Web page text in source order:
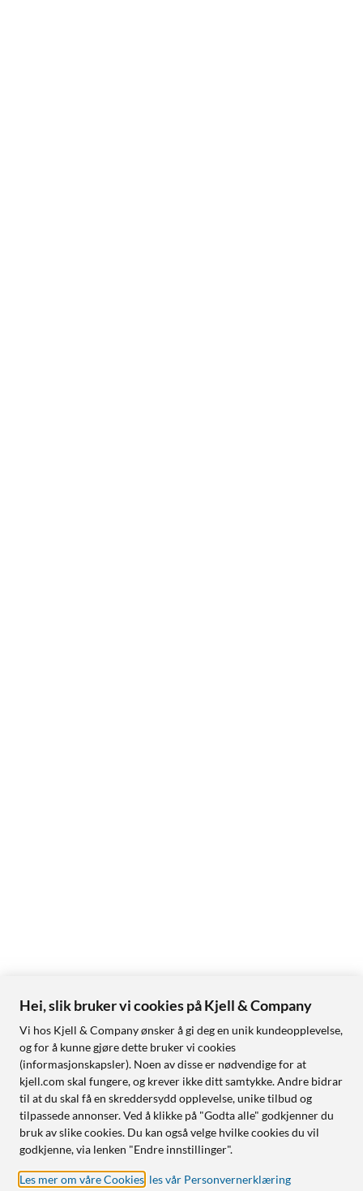
Hei, slik bruker vi cookies på Kjell & Company
Vi hos Kjell & Company ønsker å gi deg en unik kundeopplevelse,
og for å kunne gjøre dette bruker vi cookies
(informasjonskapsler). Noen av disse er nødvendige for at
kjell.com skal fungere, og krever ikke ditt samtykke. Andre bidrar
til at du skal få en skreddersydd opplevelse, unike tilbud og
tilpassede annonser. Ved å klikke på "Godta alle" godkjenner du
bruk av slike cookies. Du kan også velge hvilke cookies du vil
godkjenne, via lenken "Endre innstillinger".
Les mer om våre Cookies les vår Personvernerklæring